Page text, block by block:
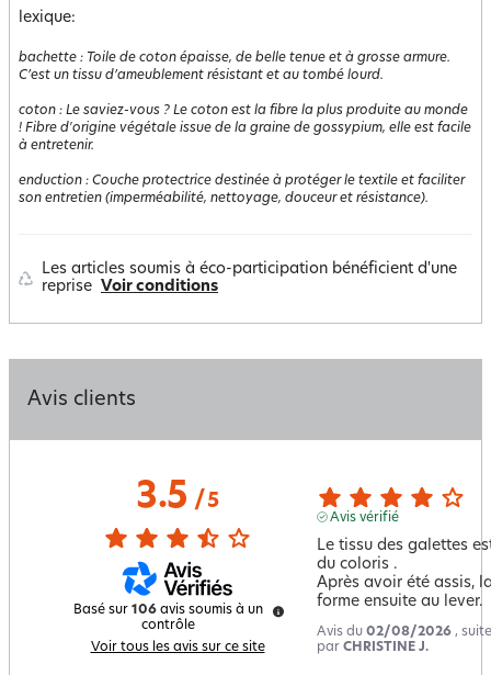
lexique:
bachette : Toile de coton épaisse, de belle tenue et à grosse armure.
C’est un tissu d’ameublement résistant et au tombé lourd.
coton : Le saviez-vous ? Le coton est la fibre la plus produite au monde
! Fibre d'origine végétale issue de la graine de gossypium, elle est facile
à entretenir.
enduction : Couche protectrice destinée à protéger le textile et faciliter
son entretien (imperméabilité, nettoyage, douceur et résistance).
Les articles soumis à éco-participation bénéficient d'une
reprise Voir conditions
Avis clients
3.5/ 5
Basé sur 106 avis soumis à un
contrôle
Voir tous les avis sur ce site
Avis vérifié
Le tissu des galettes
du coloris .
Après avoir été assis,
forme ensuite au lever.
Avis du 02/08/2026 ,
par CHRISTINE J.